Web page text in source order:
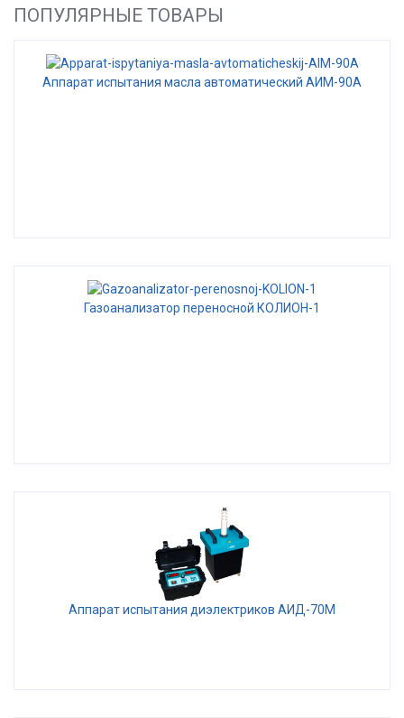
ПОПУЛЯРНЫЕ ТОВАРЫ
Аппарат испытания масла автоматический АИМ-90А
Газоанализатор переносной КОЛИОН-1
Аппарат испытания диэлектриков АИД-70М